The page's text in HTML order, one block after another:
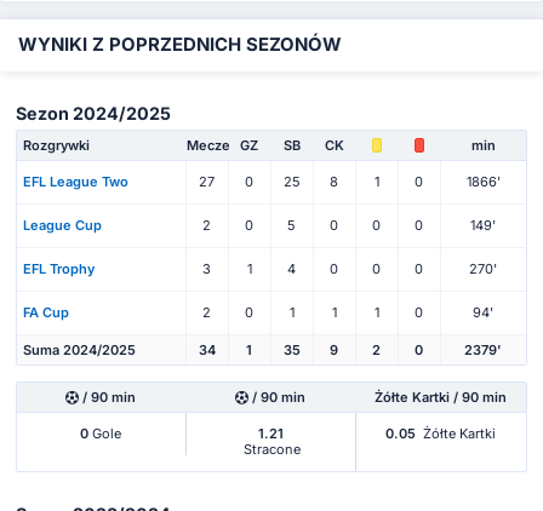
WYNIKI Z POPRZEDNICH SEZONÓW
Sezon 2024/2025
Rozgrywki Mecze GZ SB CK min
EFL League Two 27 0 25 8 1 0 1866'
League Cup 2 0 5 0 0 0 149'
EFL Trophy 3 1 4 0 0 0 270'
FA Cup 2 0 1 1 1 0 94'
Suma 2024/2025 34 1 35 9 2 0 2379'
/ 90 min / 90 min Żółte Kartki / 90 min
0 Gole
1.21
Stracone
0.05 Żółte Kartki